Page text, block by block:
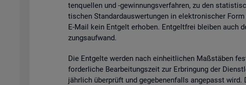
ten­quel­len und -ge­win­nungs­ver­fah­ren, zu den
ti­schen Stan­dard­aus­wer­tun­gen in elek­tro­ni­scher
E-Mail kein Ent­gelt er­ho­ben. Ent­gelt­frei blei­ben
zungs­auf­wand.
Die Ent­gel­te wer­den nach ein­heit­li­chen Maß­stä­ben
for­der­li­che Be­ar­bei­tungs­zeit zur Er­brin­gung der
jähr­lich über­prüft und ge­ge­be­nen­falls an­ge­passt